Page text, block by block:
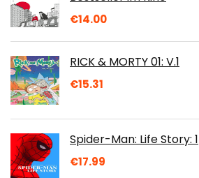
€14.00
RICK & MORTY 01: V.1
€15.31
Spider-Man: Life Story: 1
€17.99